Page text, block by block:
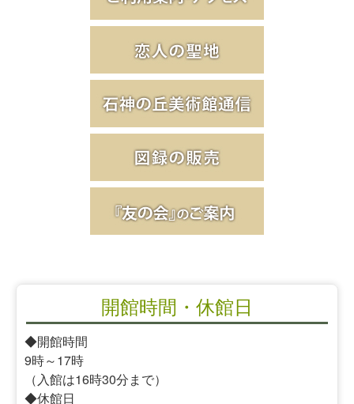
開館時間・休館日
◆開館時間
9時～17時
（入館は16時30分まで）
◆休館日